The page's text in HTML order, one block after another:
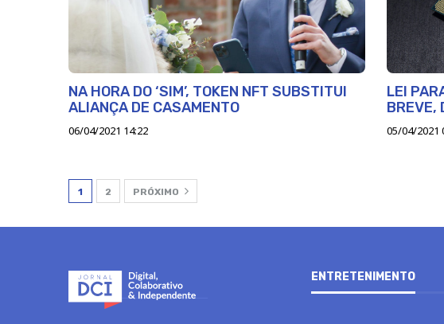
NA HORA DO ‘SIM’, TOKEN NFT SUBSTITUI
ALIANÇA DE CASAMENTO
06/04/2021 14:22
LEI
BREVE,
05/04/2021
1 2 PRÓXIMO
ENTRETENIMENTO